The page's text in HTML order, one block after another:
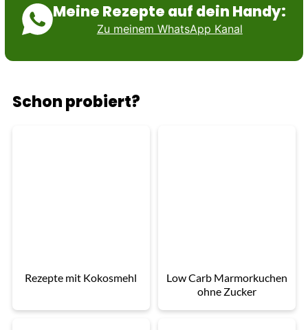
Meine Rezepte auf dein Handy:
Zu meinem WhatsApp Kanal
Schon probiert?
Rezepte mit Kokosmehl
Low Carb Marmorkuchen
ohne Zucker